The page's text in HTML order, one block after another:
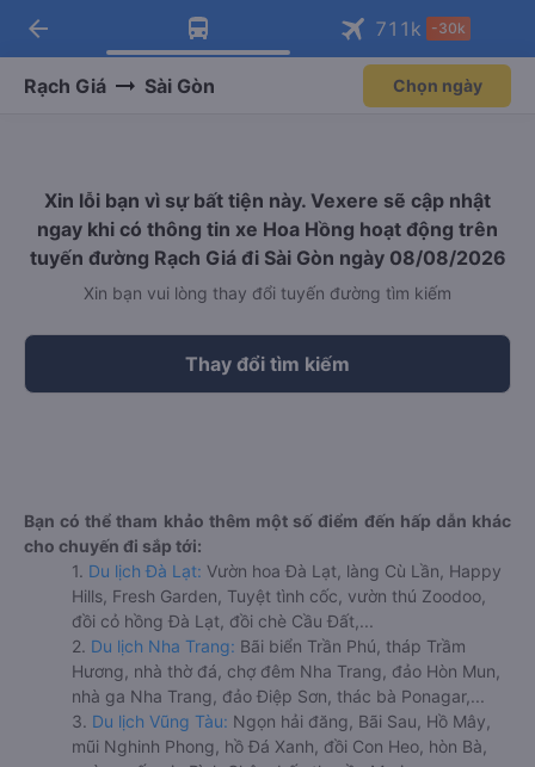
Tải app Vexere ngay!
Nhận ưu đãi thành viên độc
Mở app
Tải app Vexere
-30k/ghế khi đặt vé máy bay qua
Mở app
arrow_back 711 k -30k
Rạch Giá Sài Gòn Chọn ngày
Xin lỗi bạn vì sự bất tiện này. Vexere sẽ cập nhật
ngay khi có thông tin xe Hoa Hồng hoạt động trên
tuyến đường Rạch Giá đi Sài Gòn ngày 08/08/2026
Xin bạn vui lòng thay đổi tuyến đường tìm kiếm
Thay đổi tìm kiếm
Bạn có thể tham khảo thêm một số điểm đến hấp dẫn khác
cho chuyến đi sắp tới:
1. Du lịch Đà Lạt: Vườn hoa Đà Lạt, làng Cù Lần, Happy
Hills, Fresh Garden, Tuyệt tình cốc, vườn thú Zoodoo,
đồi cỏ hồng Đà Lạt, đồi chè Cầu Đất,...
2. Du lịch Nha Trang: Bãi biển Trần Phú, tháp Trầm
Hương, nhà thờ đá, chợ đêm Nha Trang, đảo Hòn Mun,
nhà ga Nha Trang, đảo Điệp Sơn, thác bà Ponagar,...
3. Du lịch Vũng Tàu: Ngọn hải đăng, Bãi Sau, Hồ Mây,
mũi Nghinh Phong, hồ Đá Xanh, đồi Con Heo, hòn Bà,